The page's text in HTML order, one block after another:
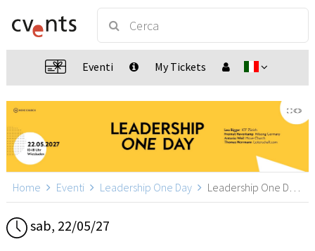
Eventi My Tickets
Home Eventi Leadership One Day Leadership One Day, Wiesbaden
sab, 22/05/27